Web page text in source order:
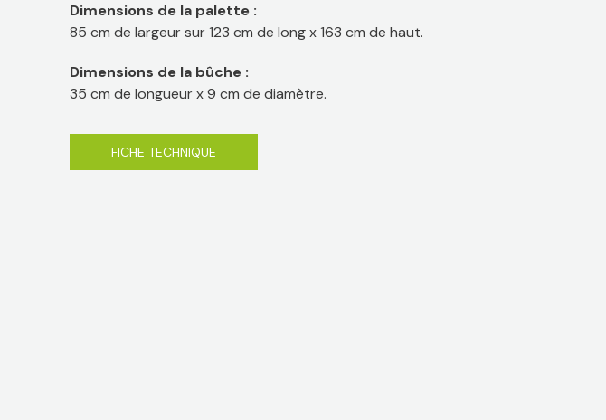
Dimensions de la palette :
85 cm de largeur sur 123 cm de long x 163 cm de haut.
Dimensions de la bûche :
35 cm de longueur x 9 cm de diamètre.
FICHE TECHNIQUE